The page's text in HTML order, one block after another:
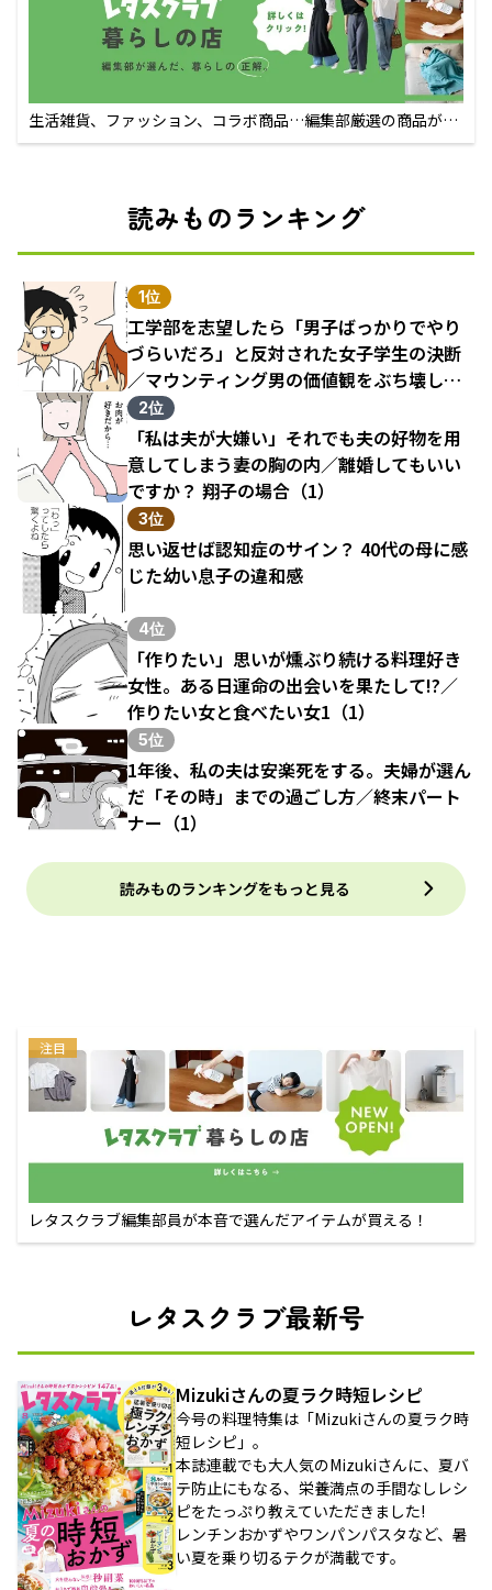
生活雑貨、ファッション、コラボ商品…編集部厳選の商品が買
えるECサイト
読みものランキング
1位
工学部を志望したら「男子ばっかりでやり
づらいだろ」と反対された女子学生の決断
／マウンティング男の価値観をぶち壊した
結果（1）
2位
「私は夫が大嫌い」それでも夫の好物を用
意してしまう妻の胸の内／離婚してもいい
ですか？ 翔子の場合（1）
3位
思い返せば認知症のサイン？ 40代の母に感
じた幼い息子の違和感
4位
「作りたい」思いが燻ぶり続ける料理好き
女性。ある日運命の出会いを果たして!?／
作りたい女と食べたい女1（1）
5位
1年後、私の夫は安楽死をする。夫婦が選ん
だ「その時」までの過ごし方／終末パート
ナー（1）
読みものランキングをもっと見る
注目
レタスクラブ編集部員が本音で選んだアイテムが買える！
レタスクラブ最新号
Mizukiさんの夏ラク時短レシピ
今号の料理特集は「Mizukiさんの夏ラク時
短レシピ」。
本誌連載でも大人気のMizukiさんに、夏バ
テ防止にもなる、栄養満点の手間なしレシ
ピをたっぷり教えていただきました!
レンチンおかずやワンパンパスタなど、暑
い夏を乗り切るテクが満載です。